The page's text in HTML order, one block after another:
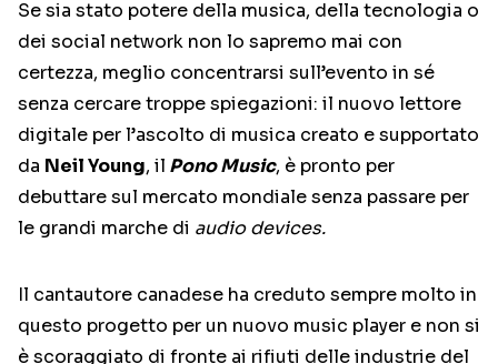
Se sia stato potere della musica, della tecnologia o
dei social network non lo sapremo mai con
certezza, meglio concentrarsi sull’evento in sé
senza cercare troppe spiegazioni: il nuovo lettore
digitale per l’ascolto di musica creato e supportato
da Neil Young, il Pono Music, è pronto per
debuttare sul mercato mondiale senza passare per
le grandi marche di audio devices.
Il cantautore canadese ha creduto sempre molto in
questo progetto per un nuovo music player e non si
è scoraggiato di fronte ai rifiuti delle industrie del